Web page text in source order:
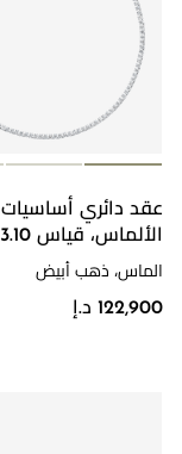
عقد دائري أساسيات
الألماس، قياس 13.10
الماس، ذهب أبيض
122,900 د.إ